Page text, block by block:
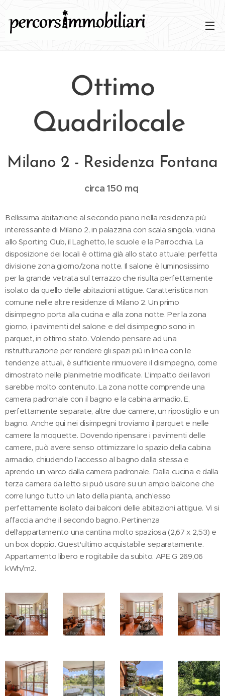
Ottimo
Quadrilocale
Milano 2 - Residenza Fontana
circa 150 mq
Bellissima abitazione al secondo piano nella residenza più
interessante di Milano 2, in palazzina con scala singola, vicina
allo Sporting Club, il Laghetto, le scuole e la Parrocchia. La
disposizione dei locali è ottima già allo stato attuale: perfetta
divisione zona giorno/zona notte. Il salone è luminosissimo
per la grande vetrata sul terrazzo che risulta perfettamente
isolato da quello delle abitazioni attigue. Caratteristica non
comune nelle altre residenze di Milano 2. Un primo
disimpegno porta alla cucina e alla zona notte. Per la zona
giorno, i pavimenti del salone e del disimpegno sono in
parquet, in ottimo stato. Volendo pensare ad una
ristrutturazione per rendere gli spazi più in linea con le
tendenze attuali, è sufficiente rimuovere il disimpegno, come
dimostrato nelle planimetrie modificate. L'impatto dei lavori
sarebbe molto contenuto. La zona notte comprende una
camera padronale con il bagno e la cabina armadio. E,
perfettamente separate, altre due camere, un ripostiglio e un
bagno. Anche qui nei disimpegni troviamo il parquet e nelle
camere la moquette. Dovendo ripensare i pavimenti delle
camere, può avere senso ottimizzare lo spazio della cabina
armadio, chiudendo l'accesso al bagno dalla stessa e
aprendo un varco dalla camera padronale. Dalla cucina e dalla
terza camera da letto si può uscire su un ampio balcone che
corre lungo tutto un lato della pianta, anch'esso
perfettamente isolato dai balconi delle abitazioni attigue. Vi si
affaccia anche il secondo bagno. Pertinenza
dell'appartamento una cantina molto spaziosa (2,67 x 2,53) e
un box doppio. Quest'ultimo acquistabile separatamente.
Appartamento libero e rogitabile da subito. APE G 269,06
kWh/m2.